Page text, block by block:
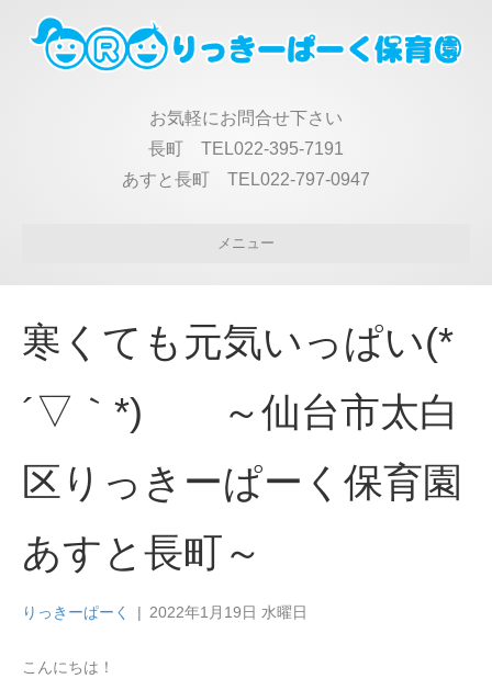
お気軽にお問合せ下さい
長町 TEL022-395-7191
あすと長町 TEL022-797-0947
メニュー
寒くても元気いっぱい(*
´▽｀*) ～仙台市太白
区りっきーぱーく保育園
あすと長町～
りっきーぱーく | 2022年1月19日 水曜日
こんにちは！